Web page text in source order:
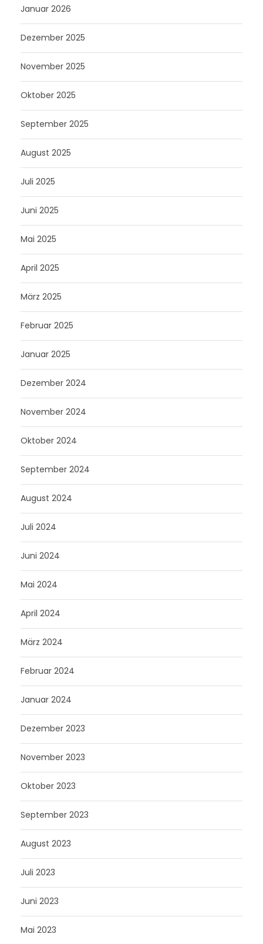
Januar 2026
Dezember 2025
November 2025
Oktober 2025
September 2025
August 2025
Juli 2025
Juni 2025
Mai 2025
April 2025
März 2025
Februar 2025
Januar 2025
Dezember 2024
November 2024
Oktober 2024
September 2024
August 2024
Juli 2024
Juni 2024
Mai 2024
April 2024
März 2024
Februar 2024
Januar 2024
Dezember 2023
November 2023
Oktober 2023
September 2023
August 2023
Juli 2023
Juni 2023
Mai 2023